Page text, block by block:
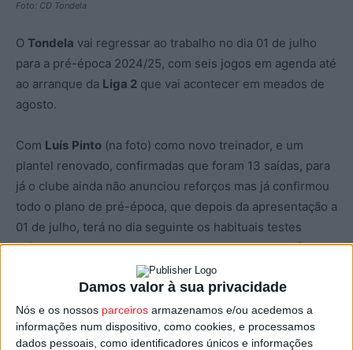
Damos valor à sua privacidade
Nós e os nossos parceiros armazenamos e/ou acedemos a
informações num dispositivo, como cookies, e processamos
dados pessoais, como identificadores únicos e informações
Foto: CD Tondela
O Tondela vai regressar ao trabalho no dia 01 de julho
para a pré-época 2024/25, com seis jogos em agenda até
ao arranque da Liga 2 que vai acontecer em meados de
agosto.
Com Luís Pinto (na foto) como novo treinador, e um
plantel renovado, confirmadas que foram 13 saídas, para
já o clube ainda não anunciou reforços mas já confirmou
todo o plano de pré-época, que depois da apresentação a
01 de julho, terá no dia seguinte os habituais testes
médicos aos atletas, e o primeiro treino acontecerá no
Uma semana depois o primeiro particular de preparação,
fora de casa frente àAcadémica de Coimbra, equipa da